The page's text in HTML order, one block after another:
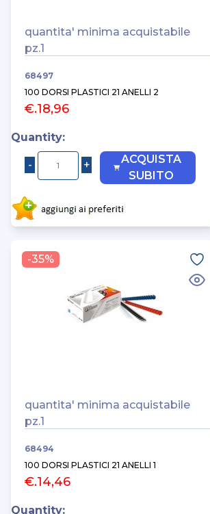
quantita' minima acquistabile
pz.1
68497
100 DORSI PLASTICI 21 ANELLI 2
€.18,96
Quantity:
ACQUISTA
SUBITO
quantita' minima acquistabile
pz.1
68494
100 DORSI PLASTICI 21 ANELLI 1
€.14,46
Quantity:
-35%